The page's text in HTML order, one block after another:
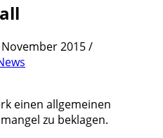
2015/
einen allgemeinen
zu beklagen.